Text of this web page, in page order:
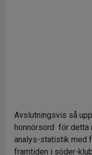
Avslutningsvis så
honnörsord för detta
analys-statistik med
framtiden i söder-